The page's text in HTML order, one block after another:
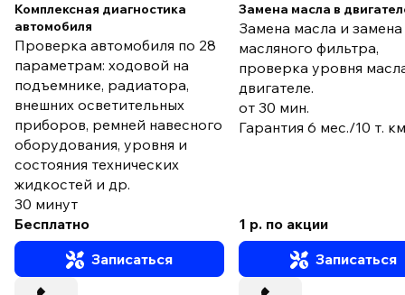
Комплексная диагностика
автомобиля
Проверка автомобиля по 28
параметрам: ходовой на
подъемнике, радиатора,
внешних осветительных
приборов, ремней навесного
оборудования, уровня и
состояния технических
жидкостей и др.
30 минут
Бесплатно
Записаться
Замена масла в
Замена масла и замена
масляного фильтра,
проверка уровня
двигателе.
от 30 мин.
Гарантия 6 мес./10 т.
1 р. по акции
Записаться